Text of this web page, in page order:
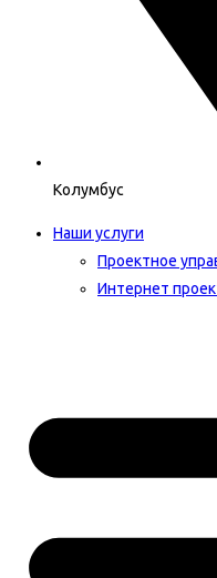
Колумбус
Наши услуги
Проектное
Интернет